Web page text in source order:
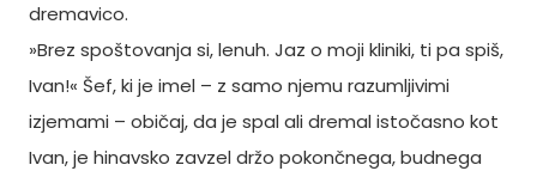
dremavico.
»Brez spoštovanja si, lenuh. Jaz o moji kliniki, ti pa spiš,
Ivan!« Šef, ki je imel – z samo njemu razumljivimi
izjemami – običaj, da je spal ali dremal istočasno kot
Ivan, je hinavsko zavzel držo pokončnega, budnega